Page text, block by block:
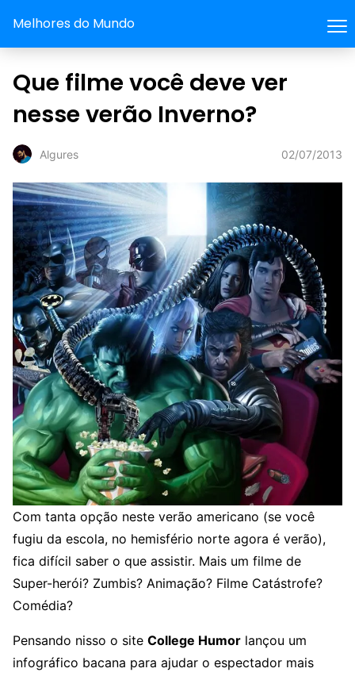
Melhores do Mundo
Que filme você deve ver
nesse verão Inverno?
Algures 02/07/2013
Com tanta opção neste verão americano (se você
fugiu da escola, no hemisfério norte agora é verão),
fica difícil saber o que assistir. Mais um filme de
Super-herói? Zumbis? Animação? Filme Catástrofe?
Comédia?
Pensando nisso o site College Humor lançou um
infográfico bacana para ajudar o espectador mais